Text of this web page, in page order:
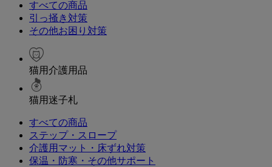
すべての商品
引っ掻き対策
その他お困り対策
猫用介護用品
猫用迷子札
すべての商品
ステップ・スロープ
介護用マット・床ずれ対策
保温・防寒・その他サポート